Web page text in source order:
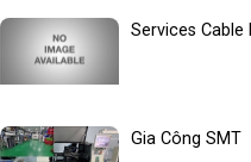
Services Cable
Gia Công SMT